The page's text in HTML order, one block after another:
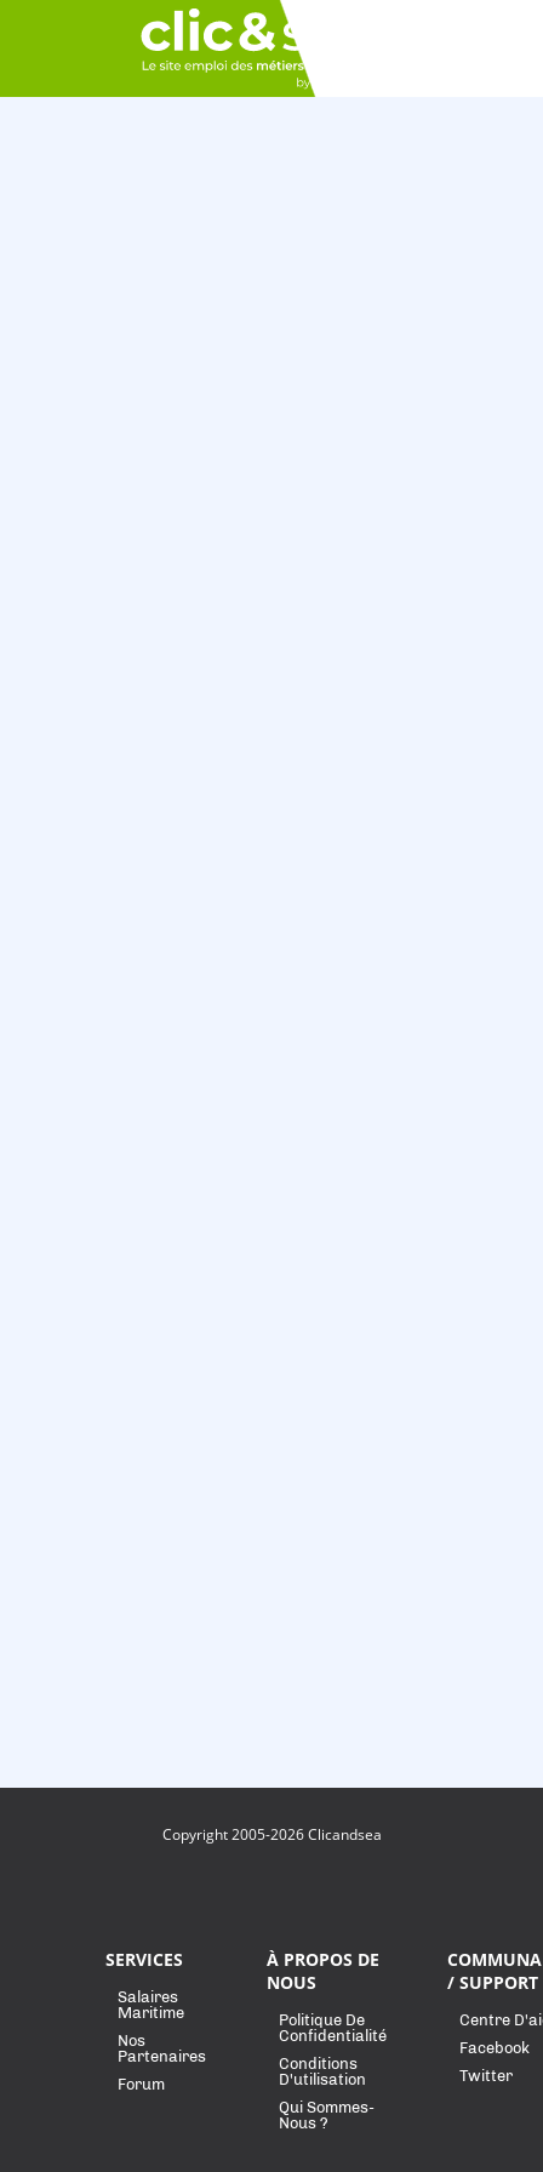
Copyright 2005-2026 Clicandsea
SERVICES
Salaires
Maritime
Nos
Partenaires
Forum
À PROPOS DE
NOUS
Politique De
Confidentialité
Conditions
D'utilisation
Qui Sommes-
Nous ?
/ SUPPORT
Centre
Facebook
Twitter